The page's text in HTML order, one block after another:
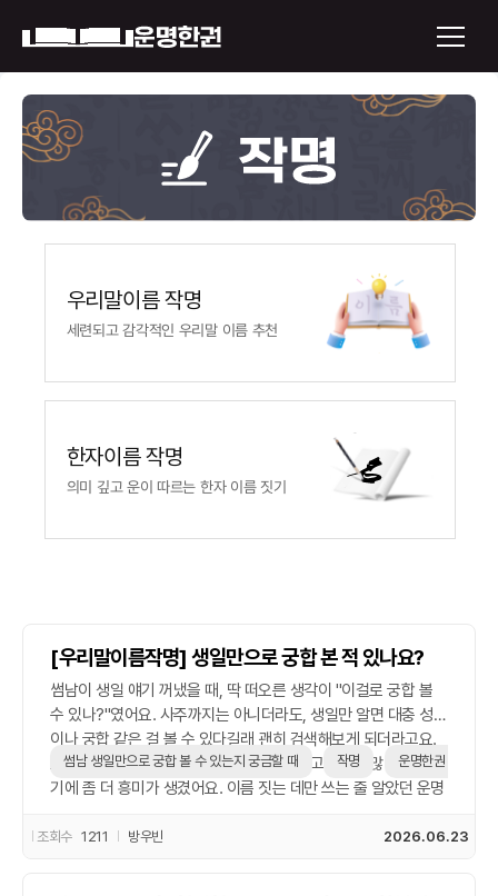
×
운명한권 보기
미래 배우자 얼굴
정통사주
오늘의 운세
궁합
작명
꿈해몽
수리사주
우리말이름 작명
한자이름 작명
[우리말이름작명] 생일만으로 궁합 본 적 있나요?
썸남이 생일 얘기 꺼냈을 때, 딱 떠오른 생각이 "이걸로 궁합 볼
수 있나?"였어요. 사주까지는 아니더라도, 생일만 알면 대충 성향
이나 궁합 같은 걸 볼 수 있다길래 괜히 검색해보게 되더라고요.
요즘은 이름 풀이나 작명 서비스도 궁합 참고용으로 많이들 쓴다
기에 좀 더 흥미가 생겼어요. 이름 짓는 데만 쓰는 줄 알았던 운명
라고요. 썸 단계에선 깊게 묻기도 애매하니까, 그냥 생일 하나로
썸남 생일만으로 궁합 볼 수 있는지 궁금할 때 작명 운명한권 작명
조회수 1211 방우빈 2026.06.23